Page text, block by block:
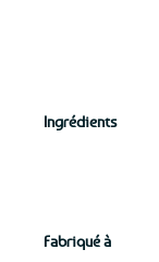
Ingrédients
Fabriqué à